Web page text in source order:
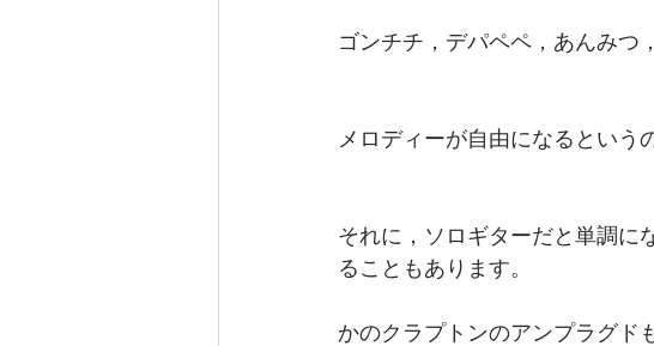
ゴンチチ，デパペペ，あんみつ
メロディーが自由になるという
それに，ソロギターだと単調に
ることもあります。
かのクラプトンのアンプラグド